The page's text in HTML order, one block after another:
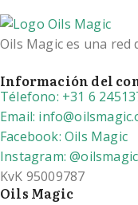
Oils Magic es una
Información del
Télefono: +31 6
Email:
Facebook: Oils Magic
Instagram:
KvK 95009787
Oils Magic